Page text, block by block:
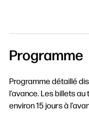
Programme
Programme détaillé
l’avance. Les billets
environ 15 jours à